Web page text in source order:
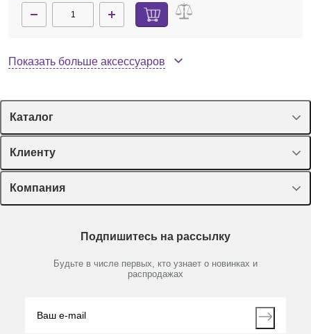
Штатив R 2723, Н-основание, телескопический
Показать больше аксессуаров
Каталог
Спецпредложения
Оборудование, приборы
Пластик, стекло, принадлежности
Химические реактивы, препараты, наборы
Производители
Клиенту
Лекторий Диаэм
Доставка и оплата
Мобильное приложение
Компания
Партнеры
Контакты
Подпишитесь на рассылку
Будьте в числе первых, кто узнает о новинках и
распродажах